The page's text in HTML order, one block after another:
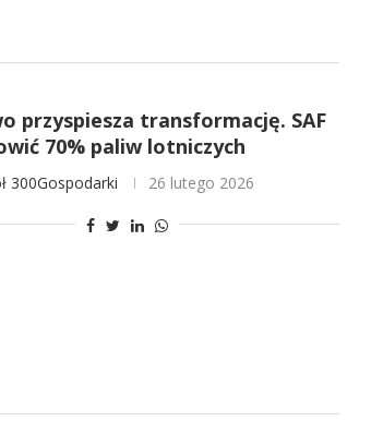
przyspiesza transformację. SAF
70% paliw lotniczych
300Gospodarki 26 lutego 2026